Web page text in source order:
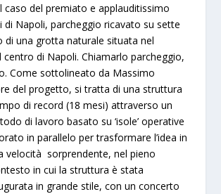
caso del premiato e applauditissimo
di Napoli, parcheggio ricavato su sette
di una grotta naturale situata nel
di Napoli. Chiamarlo parcheggio,
Come sottolineato da Massimo
del progetto, si tratta di una struttura
di record (18 mesi) attraverso un
di lavoro basato su ‘isole’ operative
in parallelo per trasformare l’idea in
velocità sorprendente, nel pieno
in cui la struttura è stata
in grande stile, con un concerto